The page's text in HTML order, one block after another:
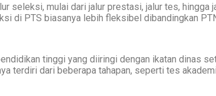
seleksi, mulai dari jalur prestasi, jalur tes, hingga
di PTS biasanya lebih fleksibel dibandingkan
tinggi yang diiringi dengan ikatan dinas
terdiri dari beberapa tahapan, seperti tes